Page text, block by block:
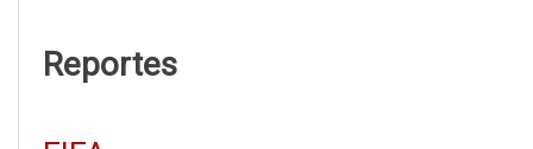
Reportes